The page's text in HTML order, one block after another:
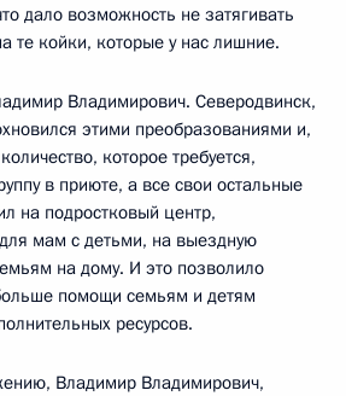
дало возможность не затягивать
те койки, которые у нас лишние.
Владимирович. Северодвинск,
этими преобразованиями и,
которое требуется,
в приюте, а все свои остальные
на подростковый центр,
мам с детьми, на выездную
на дому. И это позволило
помощи семьям и детям
ресурсов.
Владимир Владимирович,